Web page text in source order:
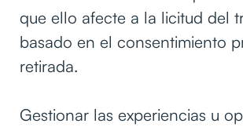
que ello afecte a la licitud del
basado en el consentimiento
retirada.
Gestionar las experiencias u